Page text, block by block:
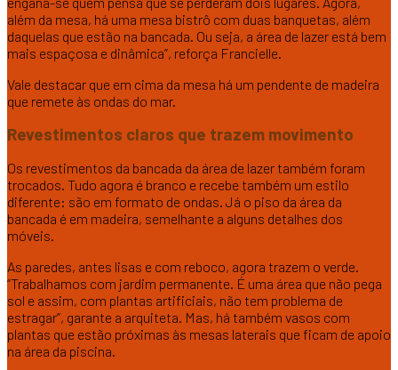
além da mesa, há uma mesa bistrô com duas banquetas, além
daquelas que estão na bancada. Ou seja, a área de lazer está bem
mais espaçosa e dinâmica”, reforça Francielle.
Vale destacar que em cima da mesa há um pendente de madeira
que remete às ondas do mar.
Revestimentos claros que trazem movimento
Os revestimentos da bancada da área de lazer também foram
trocados. Tudo agora é branco e recebe também um estilo
diferente: são em formato de ondas. Já o piso da área da
bancada é em madeira, semelhante a alguns detalhes dos
móveis.
As paredes, antes lisas e com reboco, agora trazem o verde.
“Trabalhamos com jardim permanente. É uma área que não pega
sol e assim, com plantas artificiais, não tem problema de
estragar”, garante a arquiteta. Mas, há também vasos com
plantas que estão próximas às mesas laterais que ficam de apoio
na área da piscina.